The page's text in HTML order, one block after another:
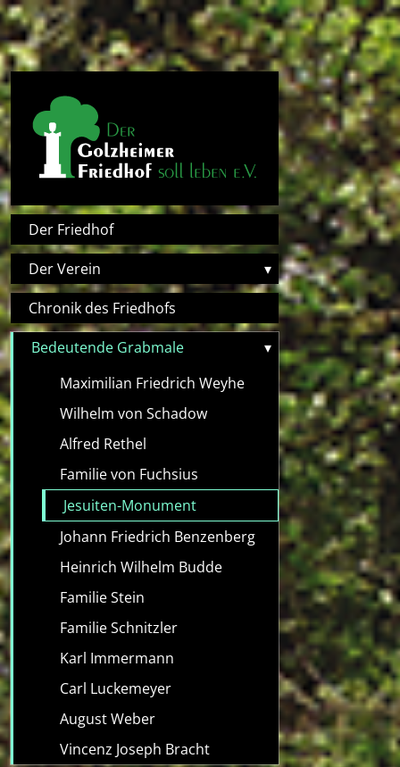
Direkt zum Inhalt
Hauptnavigation
Der Friedhof
Der Verein
▾
Chronik des Friedhofs
Bedeutende Grabmale
▾
Maximilian Friedrich Weyhe
Wilhelm von Schadow
Alfred Rethel
Familie von Fuchsius
Jesuiten-Monument
Johann Friedrich Benzenberg
Heinrich Wilhelm Budde
Familie Stein
Familie Schnitzler
Karl Immermann
Carl Luckemeyer
August Weber
Vincenz Joseph Bracht